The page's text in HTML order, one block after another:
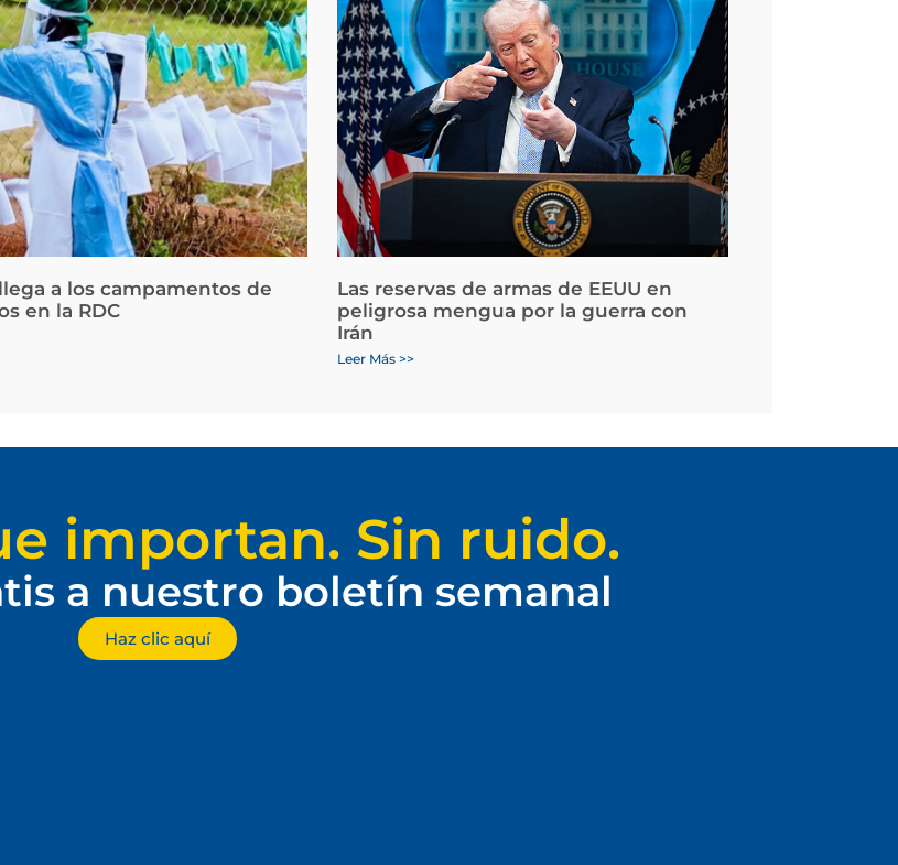
a los campamentos de
en la RDC
Las reservas de armas de EEUU en
peligrosa mengua por la guerra con
Irán
Leer Más >>
importan. Sin ruido.
a nuestro boletín semanal
Haz clic aquí